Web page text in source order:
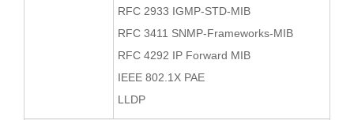
RFC 2933 IGMP-STD-MIB
RFC 3411 SNMP-Frameworks-MIB
RFC 4292 IP Forward MIB
IEEE 802.1X PAE
LLDP